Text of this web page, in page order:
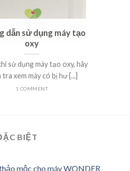
dẫn sử dụng máy tạo
oxy
sử dụng máy tạo oxy, hãy
tra xem máy có bị hư [...]
1 COMMENT
BIỆT
mộc cho máy WONDER